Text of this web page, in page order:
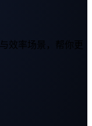
效率场景，帮你更